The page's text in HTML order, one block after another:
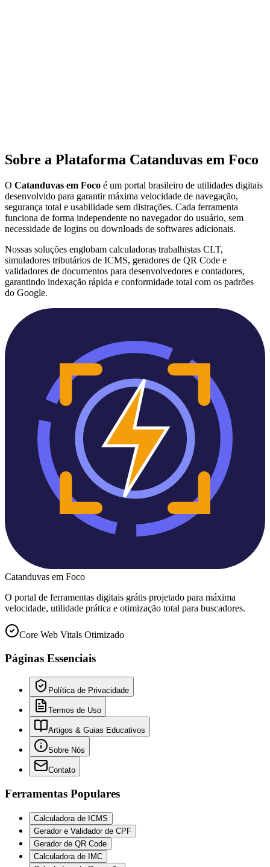
Sobre a Plataforma Catanduvas em Foco
O Catanduvas em Foco é um portal brasileiro de utilidades digitais
desenvolvido para garantir máxima velocidade de navegação,
segurança total e usabilidade sem distrações. Cada ferramenta
funciona de forma independente no navegador do usuário, sem
necessidade de logins ou downloads de softwares adicionais.
Nossas soluções englobam calculadoras trabalhistas CLT,
simuladores tributários de ICMS, geradores de QR Code e
validadores de documentos para desenvolvedores e contadores,
garantindo indexação rápida e conformidade total com os padrões
do Google.
Catanduvas em Foco
O portal de ferramentas digitais grátis projetado para máxima
velocidade, utilidade prática e otimização total para buscadores.
Core Web Vitals Otimizado
Páginas Essenciais
Política de Privacidade
Termos de Uso
Artigos & Guias Educativos
Sobre Nós
Contato
Ferramentas Populares
Calculadora de ICMS
Gerador e Validador de CPF
Gerador de QR Code
Calculadora de IMC